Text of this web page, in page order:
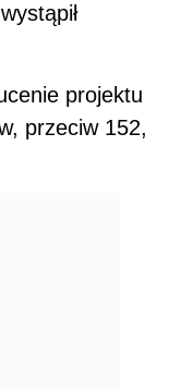
projektu
przeciw 152,